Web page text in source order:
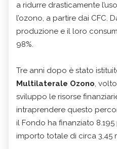
a ridurre drasticamente
l’ozono, a partire dai CFC.
produzione e il loro
98%.
Tre anni dopo è stato
Multilaterale Ozono,
sviluppo le risorse
intraprendere questo
il Fondo ha finanziato
importo totale di circa 3,45